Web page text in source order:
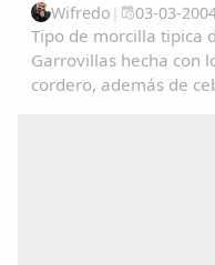
Wifredo | 03-03-
Tipo de morcilla tipica
Garrovillas hecha con
cordero, además de